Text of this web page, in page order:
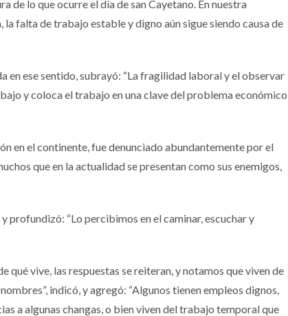
de lo que ocurre el día de san Cayetano. En nuestra
falta de trabajo estable y digno aún sigue siendo causa de
en ese sentido, subrayó: “La fragilidad laboral y el observar
y coloca el trabajo en una clave del problema económico
en el continente, fue denunciado abundantemente por el
que en la actualidad se presentan como sus enemigos,
profundizó: “Lo percibimos en el caminar, escuchar y
qué vive, las respuestas se reiteran, y notamos que viven de
indicó, y agregó: “Algunos tienen empleos dignos,
a algunas changas, o bien viven del trabajo temporal que